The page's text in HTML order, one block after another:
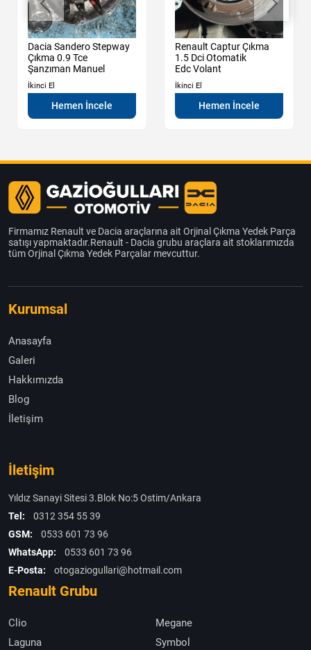
Dacia Sandero Stepway
Çıkma 0.9 Tce
Şanzıman Manuel
İkinci El
Hemen İncele
Renault Captur Çıkma
1.5 Dci Otomatik
Edc Volant
İkinci El
Hemen İncele
Firmamız Renault ve Dacia araçlarına ait Orjinal Çıkma Yedek Parça
satışı yapmaktadır.Renault - Dacia grubu araçlara ait stoklarımızda
tüm Orjinal Çıkma Yedek Parçalar mevcuttur.
Kurumsal
Anasayfa
Galeri
Hakkımızda
Blog
İletişim
İletişim
Yıldız Sanayi Sitesi 3.Blok No:5 Ostim/Ankara
Tel:
0312 354 55 39
GSM:
0533 601 73 96
WhatsApp:
0533 601 73 96
E-Posta:
otogaziogullari@hotmail.com
Renault Grubu
Clio
Megane
Laguna
Symbol